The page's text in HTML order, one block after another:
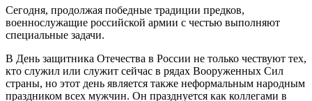
Сегодня, продолжая победные традиции предков,
военнослужащие российской армии с честью выполняют
специальные задачи.
В День защитника Отечества в России не только чествуют тех,
кто служил или служит сейчас в рядах Вооруженных Сил
страны, но этот день является также неформальным народным
праздником всех мужчин. Он празднуется как коллегами в